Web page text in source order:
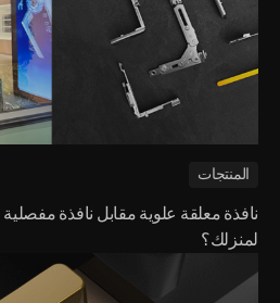
المنتجات
نافذة معلقة علوية مقابل نافذة مفصلية
لمنزلك؟